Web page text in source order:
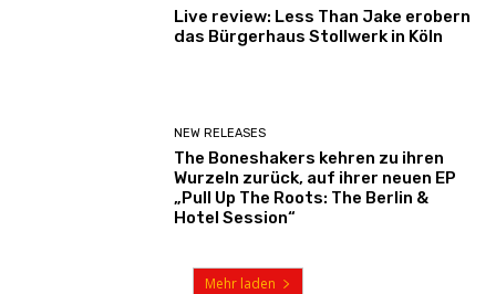
Live review: Less Than Jake erobern
das Bürgerhaus Stollwerk in Köln
NEW RELEASES
The Boneshakers kehren zu ihren
Wurzeln zurück, auf ihrer neuen EP
„Pull Up The Roots: The Berlin &
Hotel Session“
Mehr laden